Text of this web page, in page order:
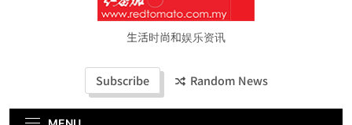
Epson reinvents affordable printing with next-
generation EcoTank Series
Couture Fashion Week Malaysia 2026– Press
生活时尚和娱乐资讯
Subscribe Random News